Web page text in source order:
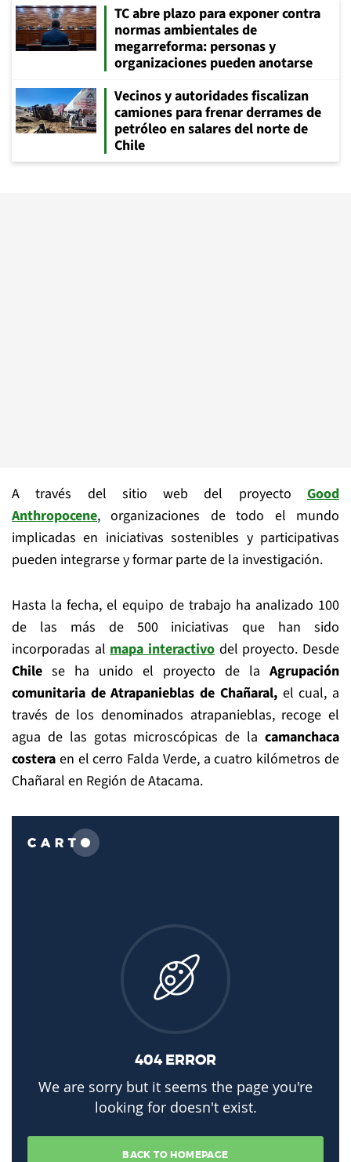
TC abre plazo para exponer contra
normas ambientales de
megarreforma: personas y
organizaciones pueden anotarse
Vecinos y autoridades fiscalizan
camiones para frenar derrames de
petróleo en salares del norte de
Chile
A través del sitio web del proyecto Good
Anthropocene, organizaciones de todo el mundo
implicadas en iniciativas sostenibles y participativas
pueden integrarse y formar parte de la investigación.
Hasta la fecha, el equipo de trabajo ha analizado 100
de las más de 500 iniciativas que han sido
incorporadas almapa interactivo del proyecto. Desde
Chile se ha unido el proyecto de la Agrupación
comunitaria de Atrapanieblas de Chañaral, el cual, a
través de los denominados atrapanieblas, recoge el
agua de las gotas microscópicas de la camanchaca
costera en el cerro Falda Verde, a cuatro kilómetros de
Chañaral en Región de Atacama.